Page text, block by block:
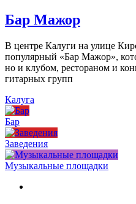
Бар Мажор
В центре Калуги на улице
популярный «Бар Мажор»,
но и клубом, рестораном и
гитарных групп
Калуга
Бар
Заведения
Музыкальные площадки